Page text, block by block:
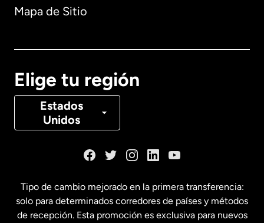
Mapa de Sitio
Elige tu región
Estados
Unidos
Canadá Français
Estados Unidos English
Tipo de cambio mejorado en la primera transferencia:
solo para determinados corredores de países y métodos
de recepción. Esta promoción es exclusiva para nuevos